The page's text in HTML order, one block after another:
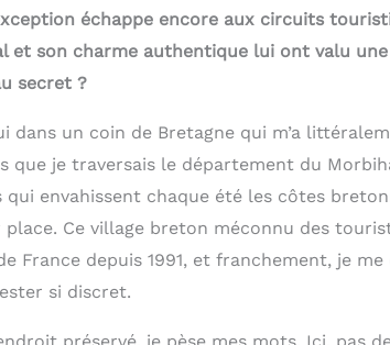
échappe encore aux circuits
et son charme authentique lui ont valu
secret ?
dans un coin de Bretagne qui m’a
que je traversais le département du
envahissent chaque été les côtes
place. Ce village breton méconnu des
France depuis 1991, et franchement, je
si discret.